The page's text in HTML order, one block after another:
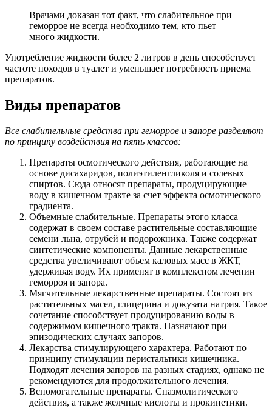
Врачами доказан тот факт, что слабительное при
геморрое не всегда необходимо тем, кто пьет
много жидкости.
Употребление жидкости более 2 литров в день способствует
частоте походов в туалет и уменьшает потребность приема
препаратов.
Виды препаратов
Все слабительные средства при геморрое и запоре разделяют
по принципу воздействия на пять классов:
Препараты осмотического действия, работающие на
основе дисахаридов, полиэтиленгликоля и солевых
спиртов. Сюда относят препараты, продуцирующие
воду в кишечном тракте за счет эффекта осмотического
градиента.
Объемные слабительные. Препараты этого класса
содержат в своем составе растительные составляющие
семени льна, отрубей и подорожника. Также содержат
синтетические компоненты. Данные лекарственные
средства увеличивают объем каловых масс в ЖКТ,
удерживая воду. Их применят в комплексном лечении
геморроя и запора.
Мягчительные лекарственные препараты. Состоят из
растительных масел, глицерина и докузата натрия. Такое
сочетание способствует продуцированию воды в
содержимом кишечного тракта. Назначают при
эпизодических случаях запоров.
Лекарства стимулирующего характера. Работают по
принципу стимуляции перистальтики кишечника.
Подходят лечения запоров на разных стадиях, однако не
рекомендуются для продолжительного лечения.
Вспомогательные препараты. Спазмолитического
действия, а также желчные кислоты и прокинетики.